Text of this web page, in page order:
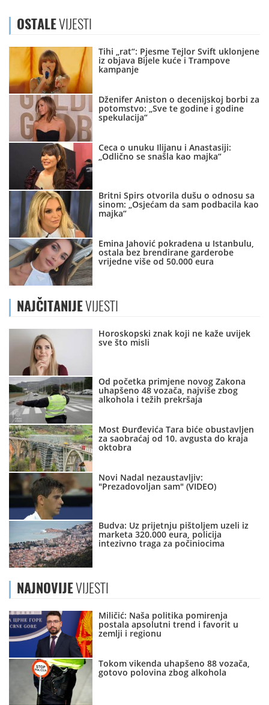
OSTALEVIJESTI
Tihi „rat“: Pjesme Tejlor Svift uklonjene
iz objava Bijele kuće i Trampove
kampanje
Dženifer Aniston o decenijskoj borbi za
potomstvo: „Sve te godine i godine
spekulacija“
Ceca o unuku Ilijanu i Anastasiji:
„Odlično se snašla kao majka“
Britni Spirs otvorila dušu o odnosu sa
sinom: „Osjećam da sam podbacila kao
majka“
Emina Jahović pokradena u Istanbulu,
ostala bez brendirane garderobe
vrijedne više od 50.000 eura
NAJČITANIJEVIJESTI
Horoskopski znak koji ne kaže uvijek
sve što misli
Od početka primjene novog Zakona
uhapšeno 48 vozača, najviše zbog
alkohola i težih prekršaja
Most Đurđevića Tara biće obustavljen
za saobraćaj od 10. avgusta do kraja
oktobra
Novi Nadal nezaustavljiv:
"Prezadovoljan sam" (VIDEO)
Budva: Uz prijetnju pištoljem uzeli iz
marketa 320.000 eura, policija
intezivno traga za počiniocima
NAJNOVIJEVIJESTI
Miličić: Naša politika pomirenja
postala apsolutni trend i favorit u
zemlji i regionu
Tokom vikenda uhapšeno 88 vozača,
gotovo polovina zbog alkohola